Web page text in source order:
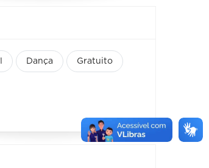
Dança Gratuito